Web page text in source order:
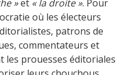
»et « la droite ». Pour
où les électeurs
patrons de
commentateurs et
prouesses éditoriales